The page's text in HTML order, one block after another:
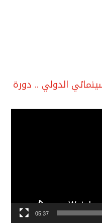
الدولي .. دورة
05:37